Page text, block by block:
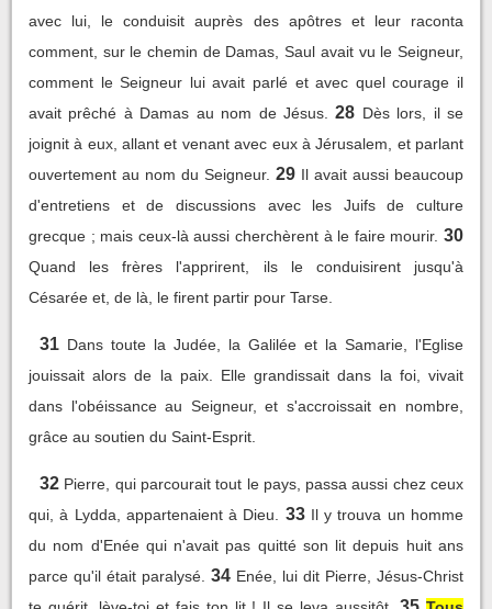
avec lui, le conduisit auprès des apôtres et leur raconta
comment, sur le chemin de Damas, Saul avait vu le Seigneur,
comment le Seigneur lui avait parlé et avec quel courage il
avait prêché à Damas au nom de Jésus.
28 Dès lors, il se
joignit à eux, allant et venant avec eux à Jérusalem, et parlant
ouvertement au nom du Seigneur. 29 Il avait aussi beaucoup
d'entretiens et de discussions avec les Juifs de culture
grecque ; mais ceux-là aussi cherchèrent à le faire mourir. 30
Quand les frères l'apprirent, ils le conduisirent jusqu'à
Césarée et, de là, le firent partir pour Tarse.
31 Dans toute la Judée, la Galilée et la Samarie, l'Eglise
jouissait alors de la paix. Elle grandissait dans la foi, vivait
dans l'obéissance au Seigneur, et s'accroissait en nombre,
grâce au soutien du Saint-Esprit.
32 Pierre, qui parcourait tout le pays, passa aussi chez ceux
qui, à Lydda, appartenaient à Dieu.
33 Il y trouva un homme
du nom d'Enée qui n'avait pas quitté son lit depuis huit ans
parce qu'il était paralysé. 34 Enée, lui dit Pierre, Jésus-Christ